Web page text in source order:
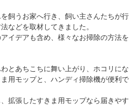
飼うお家へ行き、飼い主さんたちが行
などを取材してきました。
イデアも含め、様々なお掃除の方法を
とあちこちに舞い上がり、ホコリにな
用モップと、ハンディ掃除機が便利で
拡張したすきま用モップなら届きやす